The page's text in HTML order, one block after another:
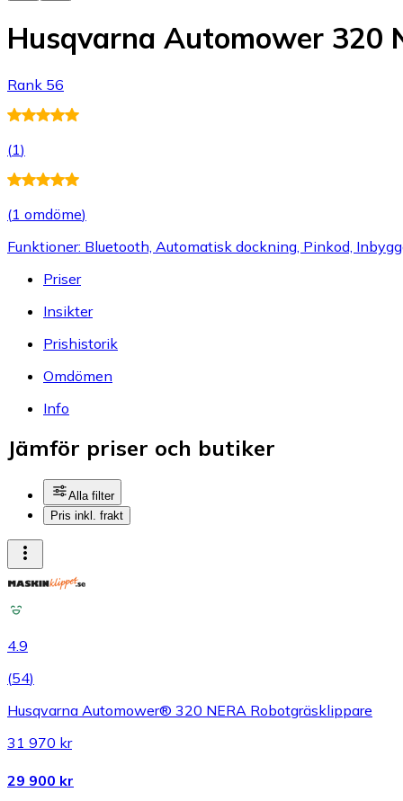
Husqvarna Automower 320
Rank 56
(1)
(1 omdöme)
Funktioner: Bluetooth, Automatisk dockning, Pinkod,
Priser
Insikter
Prishistorik
Omdömen
Info
Jämför priser och butiker
Alla filter
Pris inkl. frakt
4.9
(54)
Husqvarna Automower® 320 NERA Robotgräsklippare
31 970 kr
29 900 kr